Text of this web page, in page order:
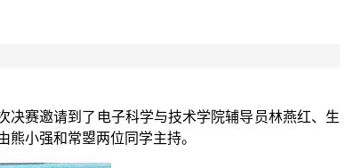
决赛邀请到了电子科学与技术学院辅导员林燕红、生
小强和常曌两位同学主持。